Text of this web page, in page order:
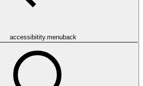
accessibitity.menuback